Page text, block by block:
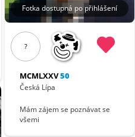
Fotka dostupná po přihlášení
?
MCMLXXV50
Česká Lípa
Mám zájem se poznávat se
všemi